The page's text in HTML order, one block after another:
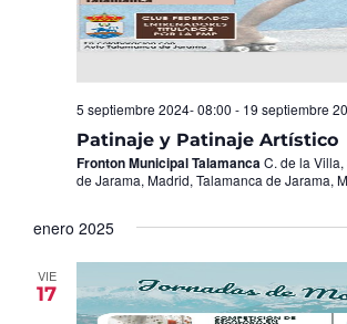
Patinaje y Patinaje Artístico
5 septiembre 2024- 08:00 - 19 septiembre
Fronton Municipal TalamancaC. de la
de Jarama, Madrid, Talamanca de Jarama,
enero 2025
VIE
17